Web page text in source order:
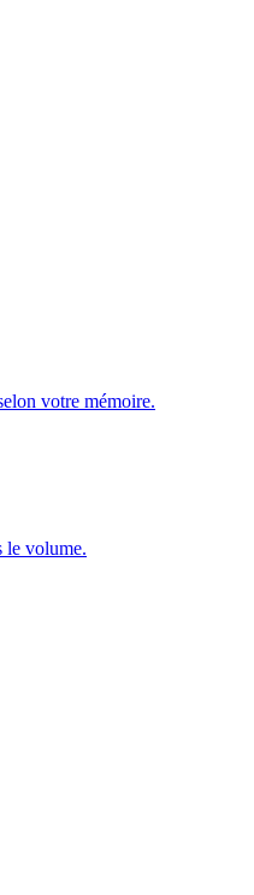
votre mémoire.
le volume.